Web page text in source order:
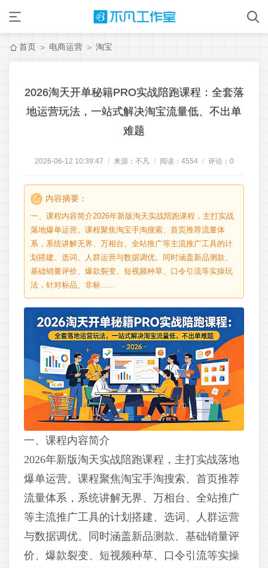
首页 > 电商运营 > 淘宝
2026淘天开单秘籍PRO实战陪跑课程：全套落
地运营玩法，一站式解决淘宝流量低、不出单
难题
2026-06-12 10:39:47 / 来源：不凡 / 阅读： 4554 / 评论： 0
内容摘要：
一、课程内容简介2026年新版淘天实战陪跑课程，主打实战
落地爆单运营。课程聚焦淘宝手淘搜索、首页推荐流量体
系，系统讲解无界、万相台、全站推广等主流推广工具的计
划搭建、选词、人群运营与数据调优。同时涵盖新品测款、
基础销量评价、爆款裂变、短视频种草、口令引流等实操玩
法，针对标品、非标......
一、课程内容简介
2026年新版淘天实战陪跑课程，主打实战落地
爆单运营。课程聚焦淘宝手淘搜索、首页推荐
流量体系，系统讲解无界、万相台、全站推广
等主流推广工具的计划搭建、选词、人群运营
与数据调优。同时涵盖新品测款、基础销量评
价、爆款裂变、短视频种草、口令引流等实操